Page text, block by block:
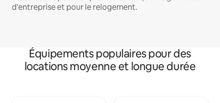
d'entreprise et pour le relogement.
Équipements populaires pour des
locations moyenne et longue durée